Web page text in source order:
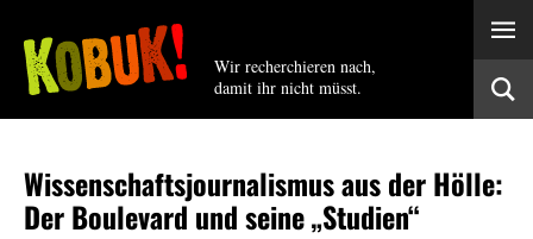
Wir recherchieren nach,
damit ihr nicht müsst.
Wissenschaftsjournalismus aus der Hölle:
Der Boulevard und seine „Studien“